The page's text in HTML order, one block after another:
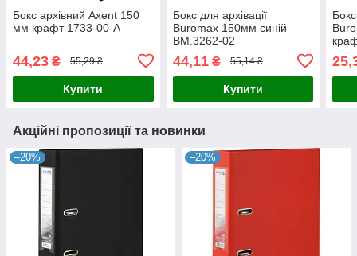
Бокс архівний Axent 150
мм крафт 1733-00-A
44,23 ₴ 55,29 ₴
Купити
Бокс для архівації
Buromax 150мм синій
BM.3262-02
44,11₴ 55,14 ₴
Купити
Акційні пропозиції та новинки
–20% –20%